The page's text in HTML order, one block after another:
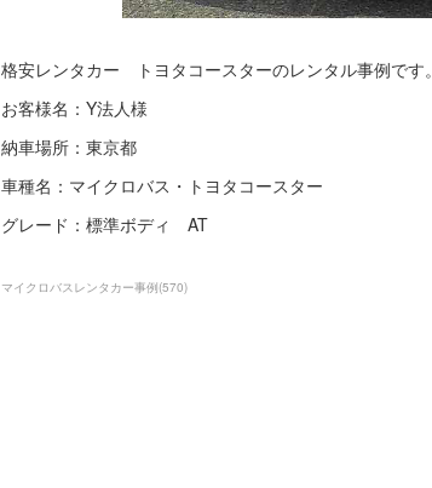
格安レンタカー トヨタコースターのレンタル事例です。
お客様名：Y法人様
納車場所：東京都
車種名：マイクロバス・トヨタコースター
グレード：標準ボディ AT
マイクロバスレンタカー事例(570)